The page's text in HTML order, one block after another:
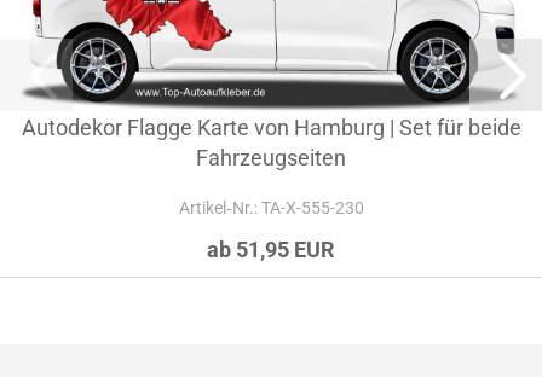
Autodekor Flagge Karte von Hamburg | Set für beide
Fahrzeugseiten
Artikel‑Nr.: TA-X-555-230
ab 51,95 EUR